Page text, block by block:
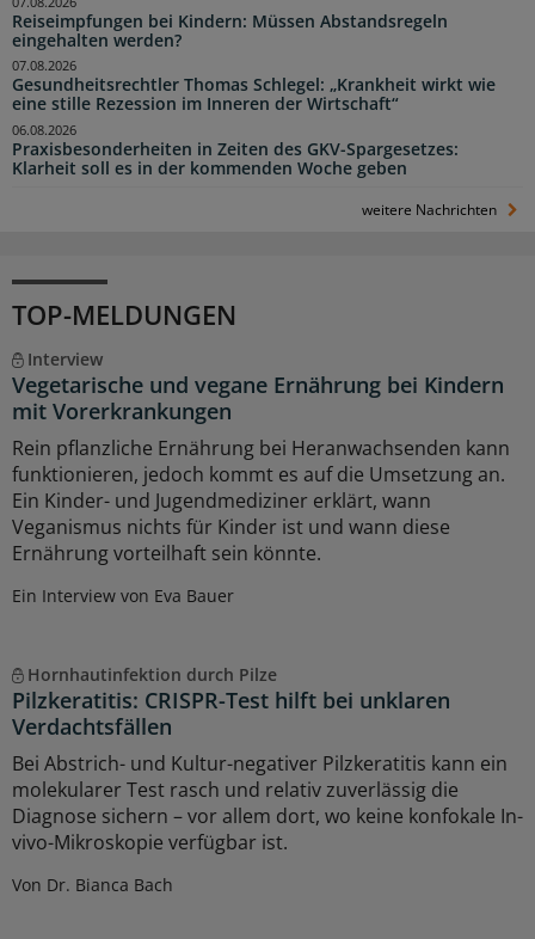
Reiseimpfungen bei Kindern: Müssen Abstandsregeln
eingehalten werden?
Gesundheitsrechtler Thomas Schlegel: „Krankheit wirkt wie
eine stille Rezession im Inneren der Wirtschaft“
07.08.2026
Praxisbesonderheiten in Zeiten des GKV-Spargesetzes:
Klarheit soll es in der kommenden Woche geben
06.08.2026
weitere Nachrichten
TOP-MELDUNGEN
Interview
Vegetarische und vegane Ernährung bei Kindern
mit Vorerkrankungen
Rein pflanzliche Ernährung bei Heranwachsenden kann
funktionieren, jedoch kommt es auf die Umsetzung an.
Ein Kinder- und Jugendmediziner erklärt, wann
Veganismus nichts für Kinder ist und wann diese
Ernährung vorteilhaft sein könnte.
Ein Interview von Eva Bauer
Hornhautinfektion durch Pilze
Pilzkeratitis: CRISPR-Test hilft bei unklaren
Verdachtsfällen
Bei Abstrich- und Kultur-negativer Pilzkeratitis kann ein
molekularer Test rasch und relativ zuverlässig die
Diagnose sichern – vor allem dort, wo keine konfokale In-
vivo-Mikroskopie verfügbar ist.
Von Dr. Bianca Bach